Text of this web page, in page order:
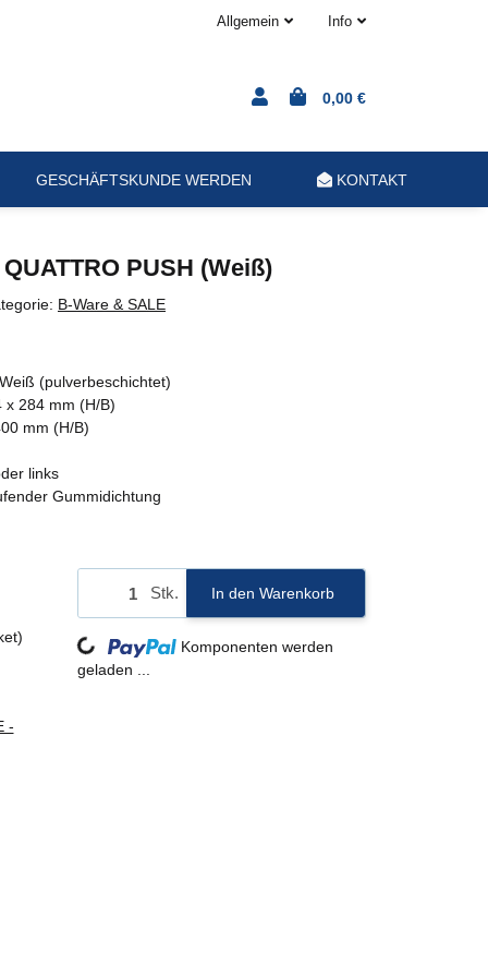
Allgemein Info
0,00 €
GESCHÄFTSKUNDE WERDEN KONTAKT
PUSH (Weiß)
B-Ware & SALE
(pulverbeschichtet)
x 284 mm (H/B)
mm (H/B)
links
Gummidichtung
-
Stk. In den Warenkorb
Loading...
Komponenten werden
geladen ...